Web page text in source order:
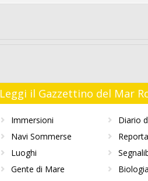
Leggi il Gazzettino del Mar
Immersioni
Navi Sommerse
Luoghi
Gente di Mare
Diario